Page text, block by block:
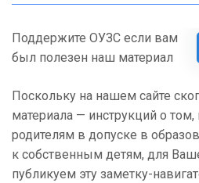
Поддержите ОУЗС если вам
был полезен наш материал
Поскольку на нашем сайте
материала — инструкций о том,
родителям в допуске в
к собственным детям, для
публикуем эту заметку-